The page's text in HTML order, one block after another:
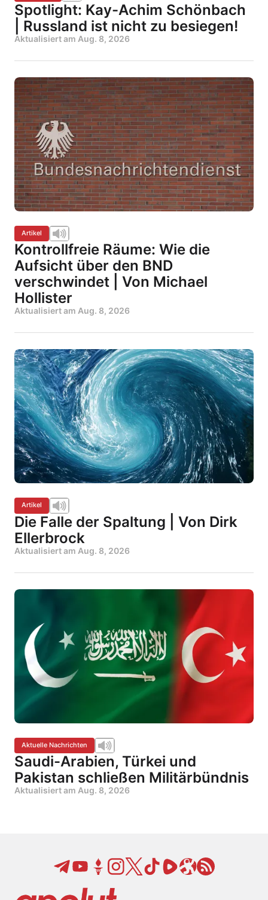
Spotlight: Kay-Achim Schönbach
| Russland ist nicht zu besiegen!
Aktualisiert am Aug. 8, 2026
Artikel
Kontrollfreie Räume: Wie die
Aufsicht über den BND
verschwindet | Von Michael
Hollister
Aktualisiert am Aug. 8, 2026
Artikel
Die Falle der Spaltung | Von Dirk
Ellerbrock
Aktualisiert am Aug. 8, 2026
Aktuelle Nachrichten
Saudi-Arabien, Türkei und
Pakistan schließen Militärbündnis
Aktualisiert am Aug. 8, 2026